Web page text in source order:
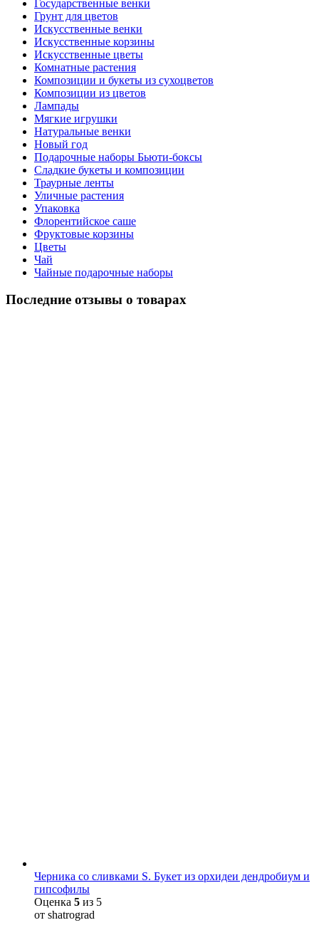
Государственные венки
Грунт для цветов
Искусственные венки
Искусственные корзины
Искусственные цветы
Комнатные растения
Композиции и букеты из сухоцветов
Композиции из цветов
Лампады
Мягкие игрушки
Натуральные венки
Новый год
Подарочные наборы Бьюти-боксы
Сладкие букеты и композиции
Траурные ленты
Уличные растения
Упаковка
Флорентийское саше
Фруктовые корзины
Цветы
Чай
Чайные подарочные наборы
Последние отзывы о товарах
Черника со сливками S. Букет из орхидеи дендробиум и
гипсофилы
Оценка 5 из 5
от shatrograd